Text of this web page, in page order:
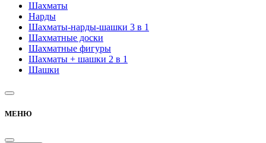
Шахматы
Нарды
Шахматы-нарды-шашки 3 в 1
Шахматные доски
Шахматные фигуры
Шахматы + шашки 2 в 1
Шашки
МЕНЮ